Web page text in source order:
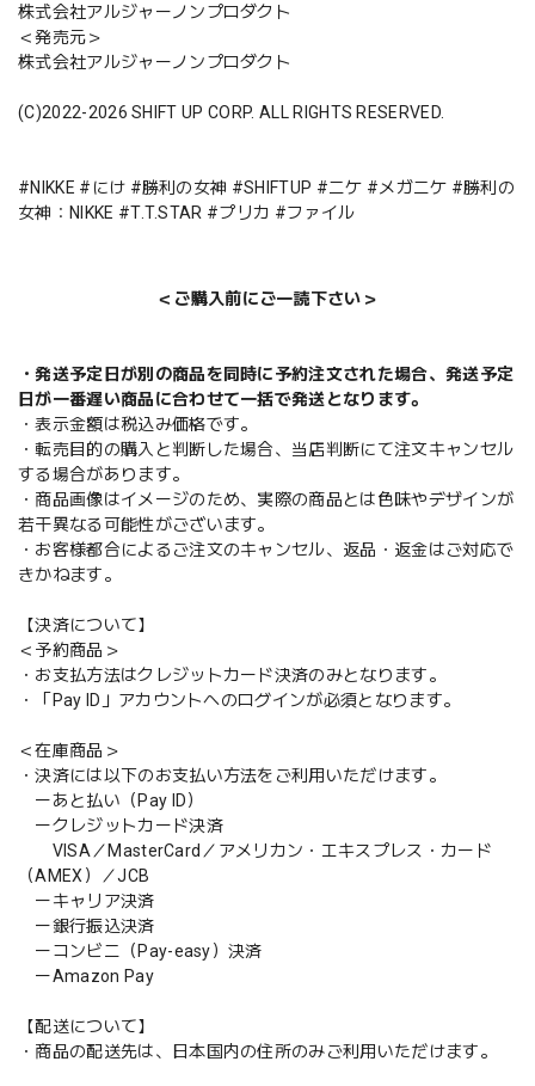
株式会社アルジャーノンプロダクト
＜発売元＞
株式会社アルジャーノンプロダクト
(C)2022-2026 SHIFT UP CORP. ALL RIGHTS RESERVED.
#NIKKE #にけ #勝利の女神 #SHIFTUP #ニケ #メガニケ #勝利の
女神：NIKKE #T.T.STAR #プリカ #ファイル
＜ご購入前にご一読下さい＞
・発送予定日が別の商品を同時に予約注文された場合、発送予定
日が一番遅い商品に合わせて一括で発送となります。
・表示金額は税込み価格です。
・転売目的の購入と判断した場合、当店判断にて注文キャンセル
する場合があります。
・商品画像はイメージのため、実際の商品とは色味やデザインが
若干異なる可能性がございます。
・お客様都合によるご注文のキャンセル、返品・返金はご対応で
きかねます。
【決済について】
＜予約商品＞
・お支払方法はクレジットカード決済のみとなります。
・「Pay ID」アカウントへのログインが必須となります。
＜在庫商品＞
・決済には以下のお支払い方法をご利用いただけます。
ーあと払い（Pay ID）
ークレジットカード決済
VISA／MasterCard／アメリカン・エキスプレス・カード
（AMEX）／JCB
ーキャリア決済
ー銀行振込決済
ーコンビニ（Pay-easy）決済
ーAmazon Pay
【配送について】
・商品の配送先は、日本国内の住所のみご利用いただけます。